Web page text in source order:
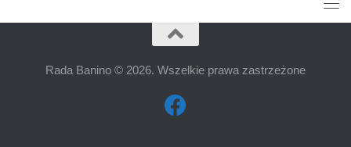
Rada Banino © 2026. Wszelkie prawa zastrzeżone